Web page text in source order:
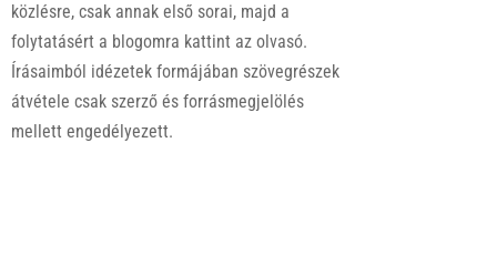
közlésre, csak annak első sorai, majd a
folytatásért a blogomra kattint az olvasó.
Írásaimból idézetek formájában szövegrészek
átvétele csak szerző és forrásmegjelölés
mellett engedélyezett.